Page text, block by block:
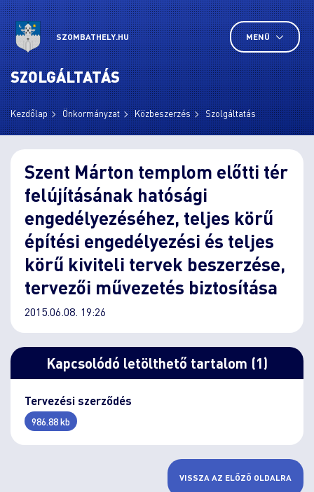
SZOMBATHELY.HU MENÜ
SZOLGÁLTATÁS
Kezdőlap Önkormányzat Közbeszerzés Szolgáltatás
Szent Márton templom előtti tér
felújításának hatósági
engedélyezéséhez, teljes körű
építési engedélyezési és teljes
körű kiviteli tervek beszerzése,
tervezői művezetés biztosítása
2015.06.08. 19:26
Kapcsolódó letölthető tartalom (1)
Tervezési szerződés
986.88 kb
VISSZA AZ ELŐZŐ OLDALRA